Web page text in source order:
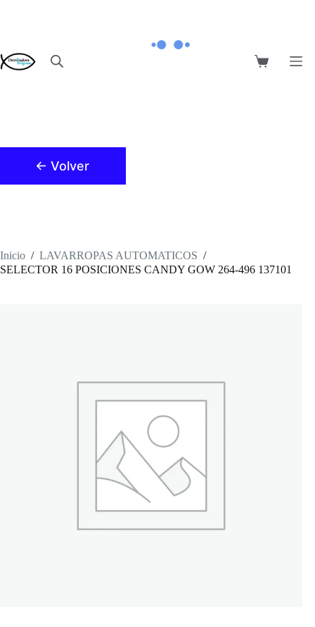
Carro
← Volver
Inicio / LAVARROPAS AUTOMATICOS /
SELECTOR 16 POSICIONES CANDY GOW 264-496 137101